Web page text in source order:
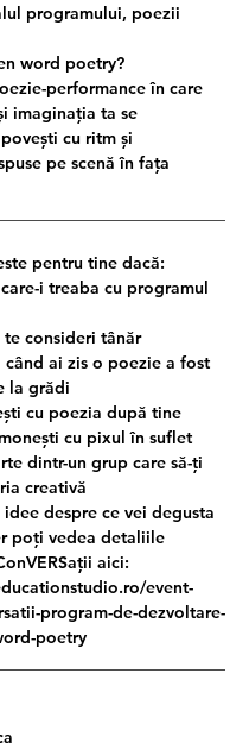
programului, poezii
word poetry?
performance în care
imaginația ta se
cu ritm și
pe scenă în fața
pentru tine dacă:
i treaba cu programul
consideri tânăr
ai zis o poezie a fost
la grădi
cu poezia după tine
cu pixul în suflet
dintr-un grup care să-ți
creativă
despre ce vei degusta
poți vedea detaliile
aici:
event-
program-de-dezvoltare-
poetry